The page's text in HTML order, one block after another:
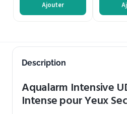
Ajouter
Description
Aqualarm Intensive
Intense pour Yeux